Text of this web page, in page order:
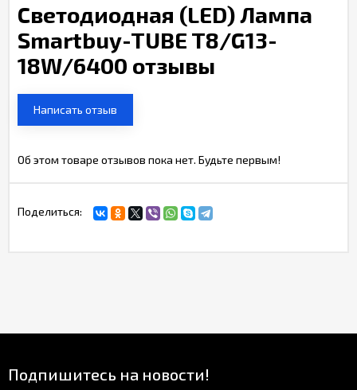
Светодиодная (LED) Лампа
Smartbuy-TUBE T8/G13-
18W/6400 отзывы
Написать отзыв
Об этом товаре отзывов пока нет. Будьте первым!
Поделиться:
Подпишитесь на новости!